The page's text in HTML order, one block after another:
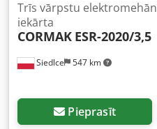
Siedlce 547 km
Trīs vārpstu
iekārta
CORMAK ESR-2020/3,5
Pieprasīt